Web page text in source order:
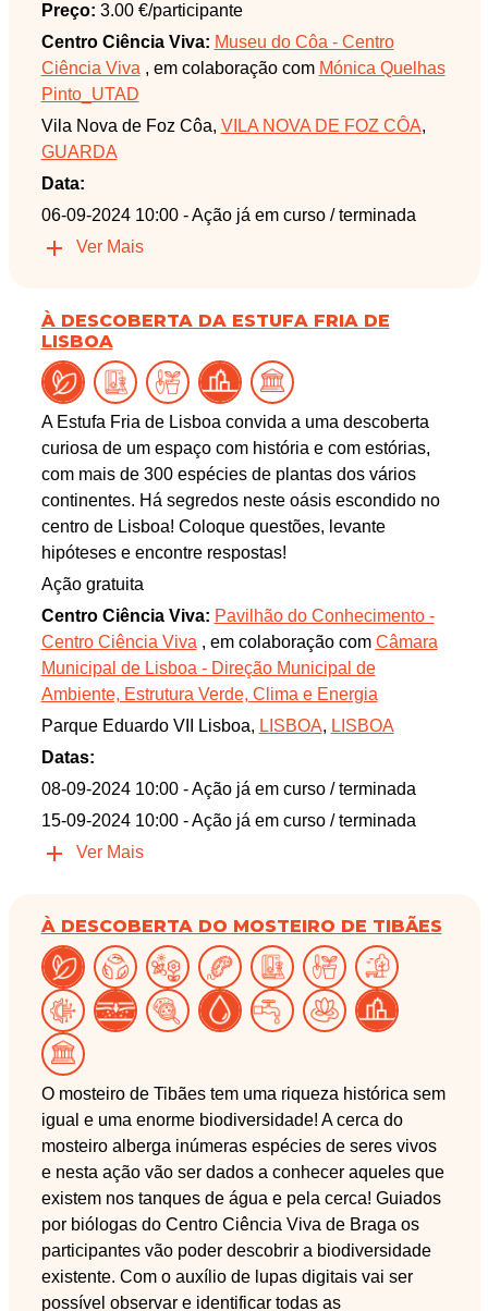
Preço: 3.00 €/participante
Centro Ciência Viva: Museu do Côa - Centro
Ciência Viva , em colaboração com Mónica Quelhas
Pinto_UTAD
Vila Nova de Foz Côa, VILA NOVA DE FOZ CÔA,
GUARDA
Data:
06-09-2024 10:00 - Ação já em curso / terminada
Ver Mais
À DESCOBERTA DA ESTUFA FRIA DE
LISBOA
A Estufa Fria de Lisboa convida a uma descoberta
curiosa de um espaço com história e com estórias,
com mais de 300 espécies de plantas dos vários
continentes. Há segredos neste oásis escondido no
centro de Lisboa! Coloque questões, levante
hipóteses e encontre respostas!
Ação gratuita
Centro Ciência Viva: Pavilhão do Conhecimento -
Centro Ciência Viva , em colaboração com Câmara
Municipal de Lisboa - Direção Municipal de
Ambiente, Estrutura Verde, Clima e Energia
Parque Eduardo VII Lisboa, LISBOA, LISBOA
Datas:
08-09-2024 10:00 - Ação já em curso / terminada
15-09-2024 10:00 - Ação já em curso / terminada
Ver Mais
À DESCOBERTA DO MOSTEIRO DE TIBÃES
O mosteiro de Tibães tem uma riqueza histórica sem
igual e uma enorme biodiversidade! A cerca do
mosteiro alberga inúmeras espécies de seres vivos
e nesta ação vão ser dados a conhecer aqueles que
existem nos tanques de água e pela cerca! Guiados
por biólogas do Centro Ciência Viva de Braga os
participantes vão poder descobrir a biodiversidade
existente. Com o auxílio de lupas digitais vai ser
possível observar e identificar todas as